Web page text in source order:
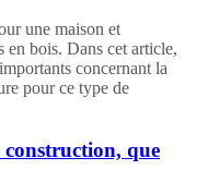
une maison et
en bois. Dans cet article,
concernant la
pour ce type de
que